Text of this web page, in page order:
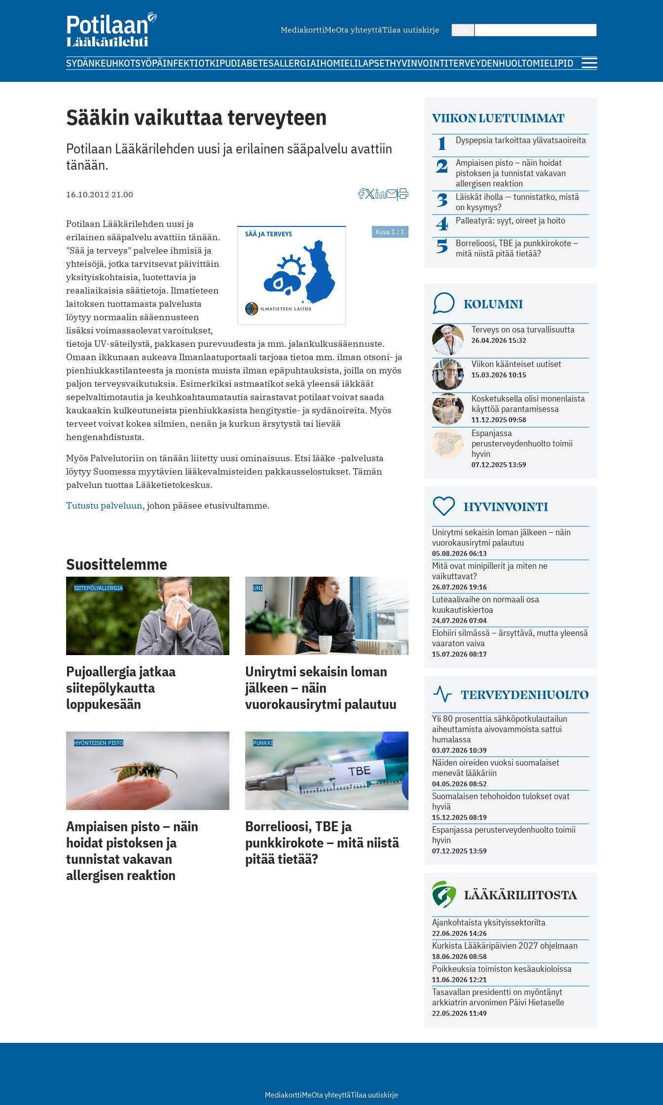
MediakorttiMeOta yhteyttäTilaa uutiskirje
SYDÄNKEUHKOTSYÖPÄINFEKTIOTKIPUDIABETESALLERGIAIHOMIELILAPSETHYVINVOINTITERVEYDENHUOLTOMIELIPIDE
VIIKON LUETUIMMAT
1 Dyspepsia tarkoittaa ylävatsaoireita
2
Ampiaisen pisto – näin hoidat
pistoksen ja tunnistat vakavan
allergisen reaktion
3
Läiskät iholla — tunnistatko, mistä
on kysymys?
4 Palleatyrä: syyt, oireet ja hoito
5
Borrelioosi, TBE ja punkkirokote –
mitä niistä pitää tietää?
KOLUMNI
Terveys on osa turvallisuutta
26.04.2026 15:32
Viikon käänteiset uutiset
15.03.2026 10:15
Kosketuksella olisi monenlaista
käyttöä parantamisessa
11.12.2025 09:58
Espanjassa
perusterveydenhuolto toimii
hyvin
07.12.2025 13:59
HYVINVOINTI
Unirytmi sekaisin loman jälkeen – näin
vuorokausirytmi palautuu
05.08.2026 06:13
Mitä ovat minipillerit ja miten ne
vaikuttavat?
26.07.2026 19:16
Luteaalivaihe on normaali osa
kuukautiskiertoa
24.07.2026 07:04
Elohiiri silmässä – ärsyttävä, mutta yleensä
vaaraton vaiva
15.07.2026 08:17
TERVEYDENHUOLTO
Yli 80 prosenttia sähköpotkulautailun
aiheuttamista aivovammoista sattui
humalassa
03.07.2026 10:39
Näiden oireiden vuoksi suomalaiset
menevät lääkäriin
04.05.2026 08:52
Suomalaisen tehohoidon tulokset ovat
hyviä
15.12.2025 08:19
Espanjassa perusterveydenhuolto toimii
hyvin
07.12.2025 13:59
LÄÄKÄRILIITOSTA
Ajankohtaista yksityissektorilta
22.06.2026 14:26
Kurkista Lääkäripäivien 2027 ohjelmaan
18.06.2026 08:58
Poikkeuksia toimiston kesäaukioloissa
11.06.2026 12:21
Tasavallan presidentti on myöntänyt
arkkiatrin arvonimen Päivi Hietaselle
22.05.2026 11:49
Sääkin vaikuttaa terveyteen
Potilaan Lääkärilehden uusi ja erilainen sääpalvelu avattiin
tänään.
16.10.2012 21.00
Kuva 1 / 1
Potilaan Lääkärilehden uusi ja
erilainen sääpalvelu avattiin tänään.
"Sää ja terveys" palvelee ihmisiä ja
yhteisöjä, jotka tarvitsevat päivittäin
yksityiskohtaisia, luotettavia ja
reaaliaikaisia säätietoja. Ilmatieteen
laitoksen tuottamasta palvelusta
löytyy normaalin sääennusteen
lisäksi voimassaolevat varoitukset,
tietoja UV-säteilystä, pakkasen purevuudesta ja mm. jalankulkusääennuste.
Omaan ikkunaan aukeava Ilmanlaatuportaali tarjoaa tietoa mm. ilman otsoni- ja
pienhiukkastilanteesta ja monista muista ilman epäpuhtauksista, joilla on myös
paljon terveysvaikutuksia. Esimerkiksi astmaatikot sekä yleensä iäkkäät
sepelvaltimotautia ja keuhkoahtaumatautia sairastavat potilaat voivat saada
kaukaakin kulkeutuneista pienhiukkasista hengitystie- ja sydänoireita. Myös
terveet voivat kokea silmien, nenän ja kurkun ärsytystä tai lievää
hengenahdistusta.
Myös Palvelutoriin on tänään liitetty uusi ominaisuus. Etsi lääke -palvelusta
löytyy Suomessa myytävien lääkevalmisteiden pakkausselostukset. Tämän
palvelun tuottaa Lääketietokeskus.
Tutustu palveluun, johon pääsee etusivultamme.
Suosittelemme
SIITEPÖLYALLERGIA
Pujoallergia jatkaa
siitepölykautta
loppukesään
UNI
Unirytmi sekaisin loman
jälkeen – näin
vuorokausirytmi palautuu
HYÖNTEISEN PISTO
Ampiaisen pisto – näin
hoidat pistoksen ja
tunnistat vakavan
allergisen reaktion
PUNKKI
Borrelioosi, TBE ja
punkkirokote – mitä niistä
pitää tietää?
MediakorttiMeOta yhteyttäTilaa uutiskirje